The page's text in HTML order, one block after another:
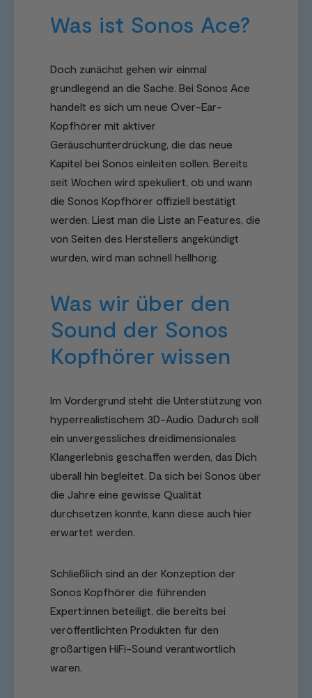
Was ist Sonos Ace?
Doch zunächst gehen wir einmal
grundlegend an die Sache. Bei Sonos Ace
handelt es sich um neue Over-Ear-
Kopfhörer mit aktiver
Geräuschunterdrückung, die das neue
Kapitel bei Sonos einleiten sollen. Bereits
seit Wochen wird spekuliert, ob und wann
die Sonos Kopfhörer offiziell bestätigt
werden. Liest man die Liste an Features, die
von Seiten des Herstellers angekündigt
wurden, wird man schnell hellhörig.
Was wir über den
Sound der Sonos
Kopfhörer wissen
Im Vordergrund steht die Unterstützung von
hyperrealistischem 3D-Audio. Dadurch soll
ein unvergessliches dreidimensionales
Klangerlebnis geschaffen werden, das Dich
überall hin begleitet. Da sich bei Sonos über
die Jahre eine gewisse Qualität
durchsetzen konnte, kann diese auch hier
erwartet werden.
Schließlich sind an der Konzeption der
Sonos Kopfhörer die führenden
Expert:innen beteiligt, die bereits bei
veröffentlichten Produkten für den
großartigen HiFi-Sound verantwortlich
waren.